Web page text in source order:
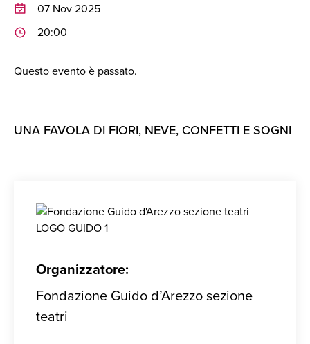
07 Nov 2025
20:00
Questo evento è passato.
UNA FAVOLA DI FIORI, NEVE, CONFETTI E SOGNI
Organizzatore:
Fondazione Guido d’Arezzo sezione
teatri